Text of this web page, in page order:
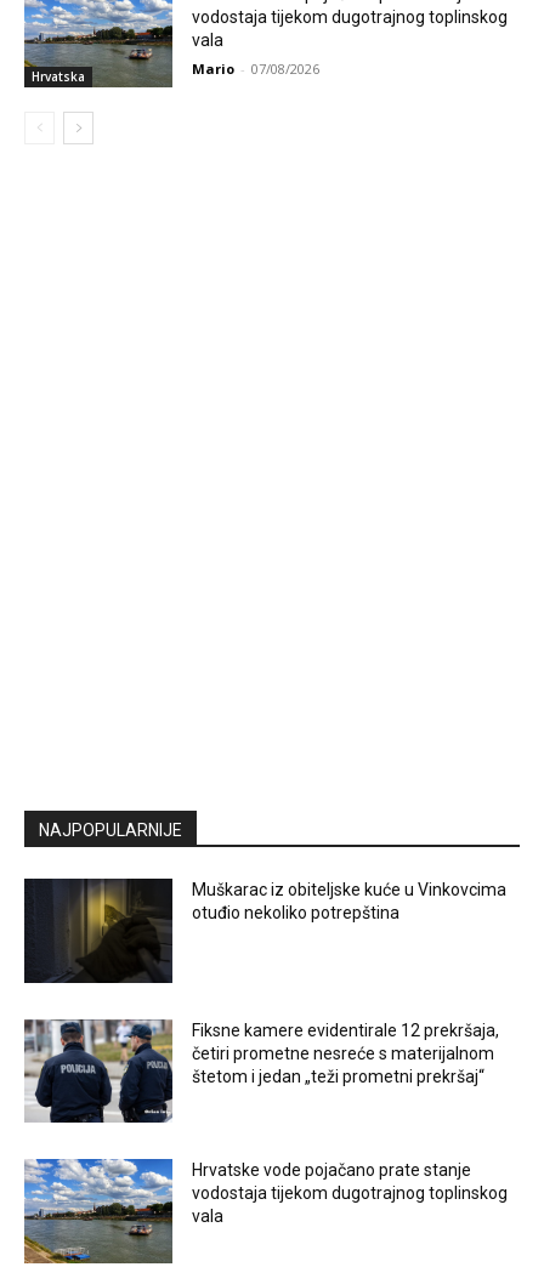
Hrvatska
vodostaja tijekom dugotrajnog toplinskog
vala
Mario - 07/08/2026
NAJPOPULARNIJE
Muškarac iz obiteljske kuće u Vinkovcima
otuđio nekoliko potrepština
Fiksne kamere evidentirale 12 prekršaja,
četiri prometne nesreće s materijalnom
štetom i jedan „teži prometni prekršaj“
Hrvatske vode pojačano prate stanje
vodostaja tijekom dugotrajnog toplinskog
vala